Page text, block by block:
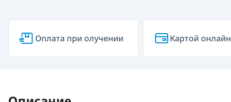
Оплата при олучении Картой онлайн